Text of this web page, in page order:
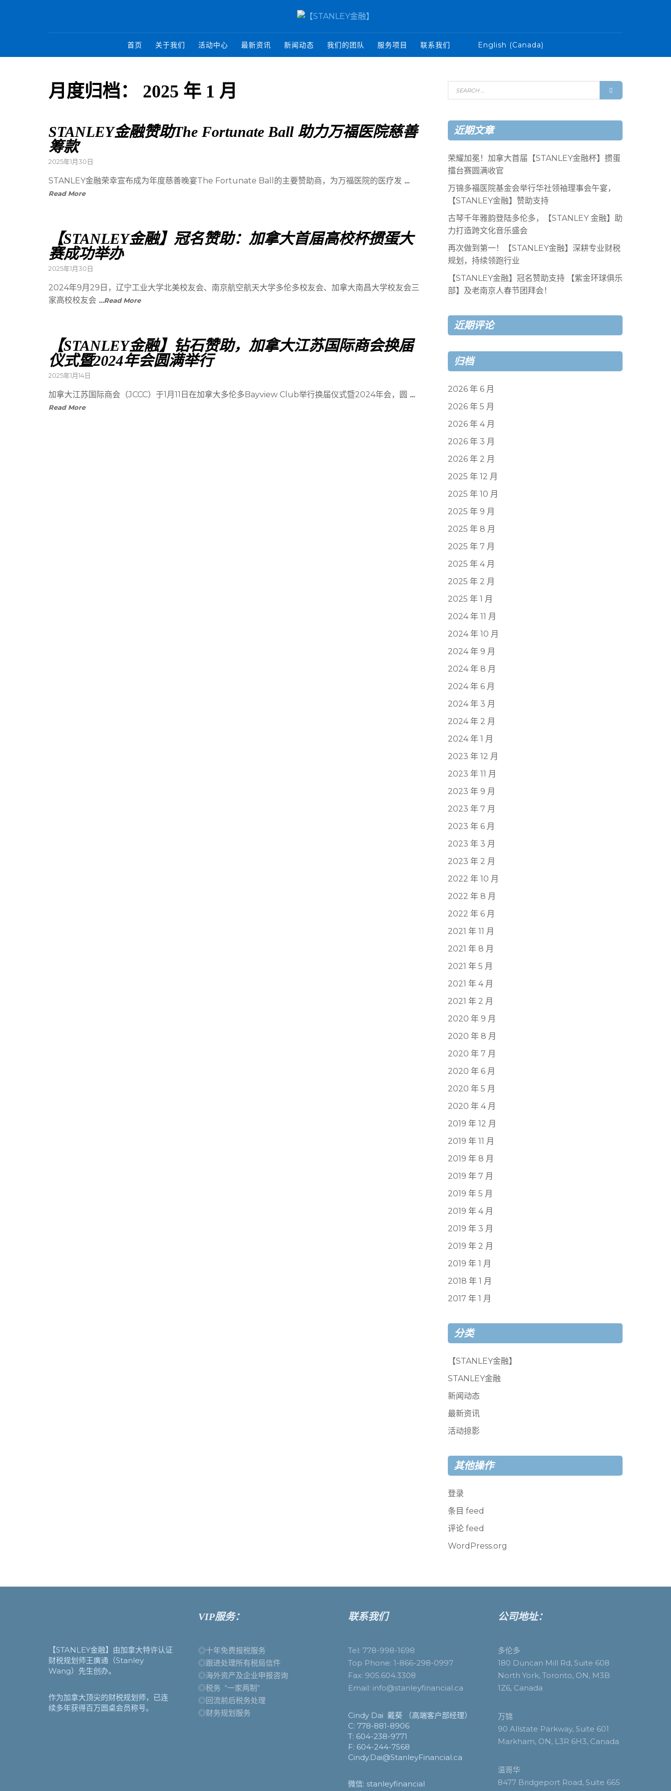
首页 关于我们 活动中心 最新资讯 新闻动态 我们的团队 服务项目 联系我们 English (Canada)
月度归档： 2025 年 1 月
STANLEY金融赞助The Fortunate Ball 助力万福医院慈善
筹款
2025年1月30日
STANLEY金融荣幸宣布成为年度慈善晚宴The Fortunate Ball的主要赞助商，为万福医院的医疗发 …
Read More
【STANLEY金融】冠名赞助：加拿大首届高校杯掼蛋大
赛成功举办
2025年1月30日
2024年9月29日，辽宁工业大学北美校友会、南京航空航天大学多伦多校友会、加拿大南昌大学校友会三
家高校校友会 …Read More
【STANLEY金融】钻石赞助，加拿大江苏国际商会换届
仪式暨2024年会圆满举行
2025年1月14日
加拿大江苏国际商会（JCCC）于1月11日在加拿大多伦多Bayview Club举行换届仪式暨2024年会，圆 …
Read More
近期文章
荣耀加冕！加拿大首届【STANLEY金融杯】掼蛋
擂台赛圆满收官
万锦多福医院基金会举行华社领袖理事会午宴，
【STANLEY金融】赞助支持
古琴千年雅韵登陆多伦多，【STANLEY 金融】助
力打造跨文化音乐盛会
再次做到第一！【STANLEY金融】深耕专业财税
规划，持续领跑行业
【STANLEY金融】冠名赞助支持 【紫金环球俱乐
部】及老南京人春节团拜会！
近期评论
归档
2026 年 6 月
2026 年 5 月
2026 年 4 月
2026 年 3 月
2026 年 2 月
2025 年 12 月
2025 年 10 月
2025 年 9 月
2025 年 8 月
2025 年 7 月
2025 年 4 月
2025 年 2 月
2025 年 1 月
2024 年 11 月
2024 年 10 月
2024 年 9 月
2024 年 8 月
2024 年 6 月
2024 年 3 月
2024 年 2 月
2024 年 1 月
2023 年 12 月
2023 年 11 月
2023 年 9 月
2023 年 7 月
2023 年 6 月
2023 年 3 月
2023 年 2 月
2022 年 10 月
2022 年 8 月
2022 年 6 月
2021 年 11 月
2021 年 8 月
2021 年 5 月
2021 年 4 月
2021 年 2 月
2020 年 9 月
2020 年 8 月
2020 年 7 月
2020 年 6 月
2020 年 5 月
2020 年 4 月
2019 年 12 月
2019 年 11 月
2019 年 8 月
2019 年 7 月
2019 年 5 月
2019 年 4 月
2019 年 3 月
2019 年 2 月
2019 年 1 月
2018 年 1 月
2017 年 1 月
分类
【STANLEY金融】
STANLEY金融
新闻动态
最新资讯
活动掠影
其他操作
登录
条目 feed
评论 feed
WordPress.org
【STANLEY金融】由加拿大特许认证
财税规划师王廣通（Stanley
Wang）先生创办。
作为加拿大顶尖的财税规划师，已连
续多年获得百万圆桌会员称号。
VIP服务：
◎十年免费报税服务
◎跟进处理所有税局信件
◎海外资产及企业申报咨询
◎税务 “一家两制”
◎回流前后税务处理
◎财务规划服务
联系我们
Tel: 778-998-1698
Top Phone: 1-866-298-0997
Fax: 905.604.3308
Email: info@stanleyfinancial.ca
Cindy Dai 戴葵 （高端客户部经理）
C: 778-881-8906
T: 604-238-9771
F: 604-244-7568
Cindy.Dai@StanleyFinancial.ca
微信: stanleyfinancial
公司地址：
多伦多
180 Duncan Mill Rd, Suite 608
North York, Toronto, ON, M3B
1Z6, Canada
万锦
90 Allstate Parkway, Suite 601
Markham, ON, L3R 6H3, Canada
温哥华
8477 Bridgeport Road, Suite 665